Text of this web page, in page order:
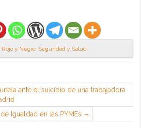
Rojo y Negro, Seguridad y Salud.
ante el suicidio de una trabajadora
Igualdad en las PYMEs